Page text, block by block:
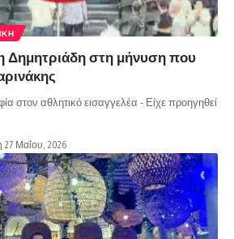
Δημητριάδη στη μήνυση που
στον αθλητικό εισαγγελέα - Είχε προηγηθεί
27 Μαΐου, 2026